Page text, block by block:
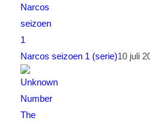
Narcos seizoen 1 (serie)10 juli